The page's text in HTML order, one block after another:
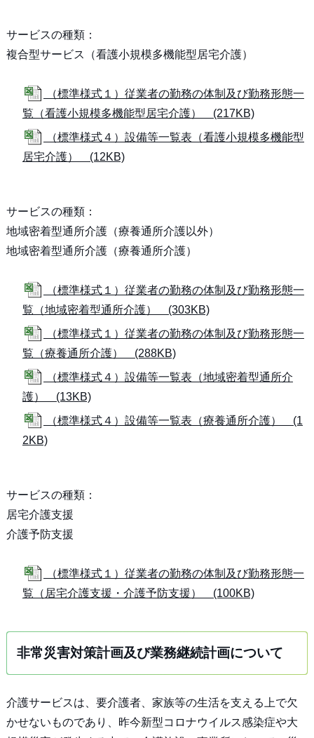
サービスの種類：
複合型サービス（看護小規模多機能型居宅介護）
（標準様式１）従業者の勤務の体制及び勤務形態一
覧（看護小規模多機能型居宅介護） (217KB)
（標準様式４）設備等一覧表（看護小規模多機能型
居宅介護） (12KB)
サービスの種類：
地域密着型通所介護（療養通所介護以外）
地域密着型通所介護（療養通所介護）
（標準様式１）従業者の勤務の体制及び勤務形態一
覧（地域密着型通所介護） (303KB)
（標準様式１）従業者の勤務の体制及び勤務形態一
覧（療養通所介護） (288KB)
（標準様式４）設備等一覧表（地域密着型通所介
護） (13KB)
（標準様式４）設備等一覧表（療養通所介護） (1
2KB)
サービスの種類：
居宅介護支援
介護予防支援
（標準様式１）従業者の勤務の体制及び勤務形態一
覧（居宅介護支援・介護予防支援） (100KB)
非常災害対策計画及び業務継続計画について
介護サービスは、要介護者、家族等の生活を支える上で欠
かせないものであり、昨今新型コロナウイルス感染症や大